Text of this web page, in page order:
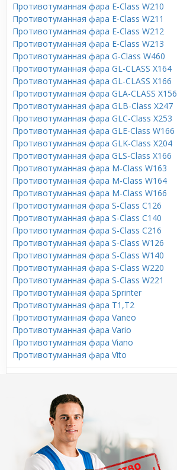
Противотуманная фара E-Class W210
Противотуманная фара E-Class W211
Противотуманная фара E-Class W212
Противотуманная фара E-Class W213
Противотуманная фара G-Class W460
Противотуманная фара GL-CLASS X164
Противотуманная фара GL-CLASS X166
Противотуманная фара GLA-CLASS X156
Противотуманная фара GLB-Class X247
Противотуманная фара GLC-Class X253
Противотуманная фара GLE-Class W166
Противотуманная фара GLK-Class X204
Противотуманная фара GLS-Class X166
Противотуманная фара M-Class W163
Противотуманная фара M-Class W164
Противотуманная фара M-Class W166
Противотуманная фара S-Class C126
Противотуманная фара S-Class C140
Противотуманная фара S-Class C216
Противотуманная фара S-Class W126
Противотуманная фара S-Class W140
Противотуманная фара S-Class W220
Противотуманная фара S-Class W221
Противотуманная фара Sprinter
Противотуманная фара T1,T2
Противотуманная фара Vaneo
Противотуманная фара Vario
Противотуманная фара Viano
Противотуманная фара Vito